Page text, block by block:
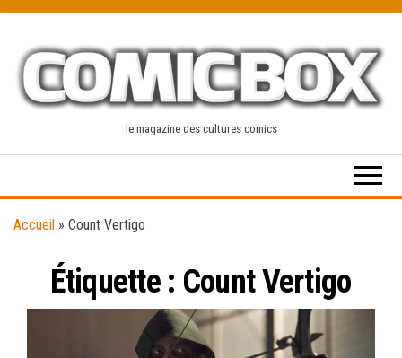
content
le magazine des cultures comics
Accueil » Count Vertigo
Étiquette : Count Vertigo